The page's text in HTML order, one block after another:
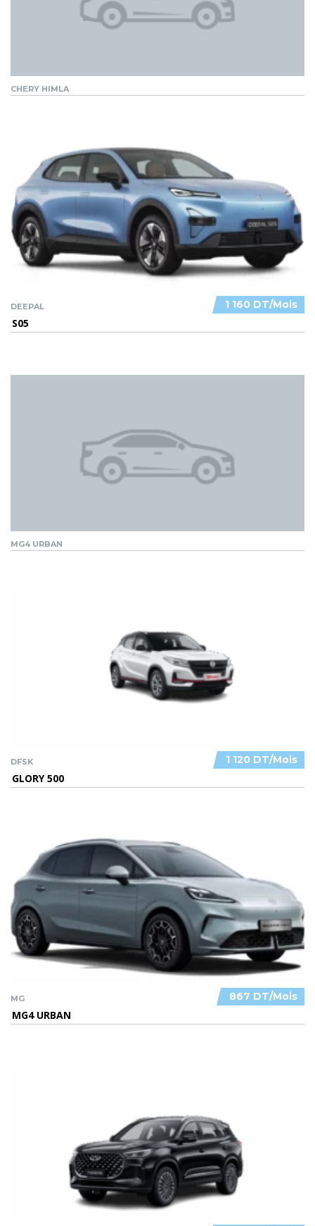
CHERY HIMLA
1 160 DT/Mois
DEEPAL
S05
MG4 URBAN
1 120 DT/Mois
DFSK
GLORY 500
867 DT/Mois
MG
MG4 URBAN